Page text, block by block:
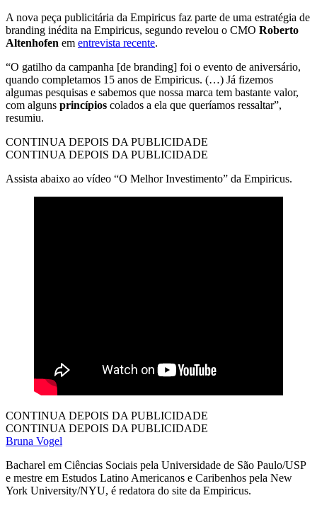
A nova peça publicitária da Empiricus faz parte de uma estratégia de
branding inédita na Empiricus, segundo revelou o CMO Roberto
Altenhofen em entrevista recente.
“O gatilho da campanha [de branding] foi o evento de aniversário,
quando completamos 15 anos de Empiricus. (…) Já fizemos
algumas pesquisas e sabemos que nossa marca tem bastante valor,
com alguns princípios colados a ela que queríamos ressaltar”,
resumiu.
CONTINUA DEPOIS DA PUBLICIDADE
CONTINUA DEPOIS DA PUBLICIDADE
Assista abaixo ao vídeo “O Melhor Investimento” da Empiricus.
CONTINUA DEPOIS DA PUBLICIDADE
CONTINUA DEPOIS DA PUBLICIDADE
Bruna Vogel
Bacharel em Ciências Sociais pela Universidade de São Paulo/USP
e mestre em Estudos Latino Americanos e Caribenhos pela New
York University/NYU, é redatora do site da Empiricus.